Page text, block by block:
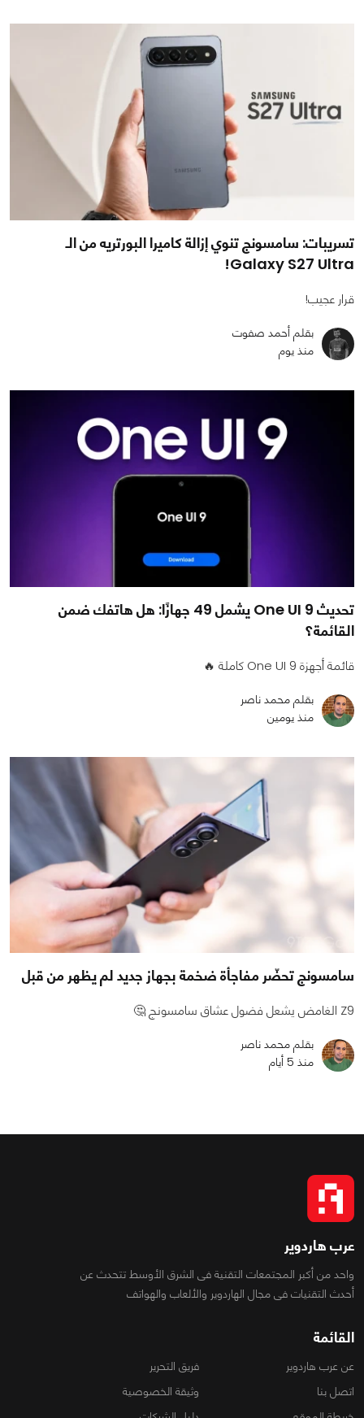
تسريبات: سامسونج تنوي إزالة كاميرا البورتريه من الـ
Galaxy S27 Ultra!
قرار عجيب!
بقلم أحمد صفوت
منذ يوم
تحديث One UI 9 يشمل 49 جهازًا: هل هاتفك ضمن
القائمة؟
قائمة أجهزة One UI 9 كاملة 🔥
بقلم محمد ناصر
منذ يومين
سامسونج تحضّر مفاجأة ضخمة بجهاز جديد لم يظهر من قبل
Z9 الغامض يشعل فضول عشاق سامسونج 🤔
بقلم محمد ناصر
منذ 5 أيام
عرب هاردوير
واحد من أكبر المجتمعات التقنية فى الشرق الأوسط تتحدث عن
أحدث التقنيات فى مجال الهاردوير والألعاب والهواتف
القائمة
عن عرب هاردوير
فريق التحرير
اتصل بنا
وثيقة الخصوصية